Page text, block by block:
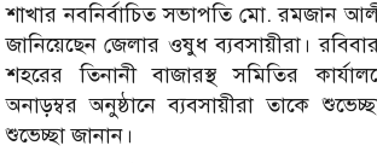
শাখার নবনির্বাচিত সভাপতি মো. রমজান
জানিয়েছেন জেলার ওষুধ ব্যবসায়ীরা।
শহরের তিনানী বাজারস্থ সমিতির
অনাড়ম্বর অনুষ্ঠানে ব্যবসায়ীরা তাকে
শুভেচ্ছা জানান।